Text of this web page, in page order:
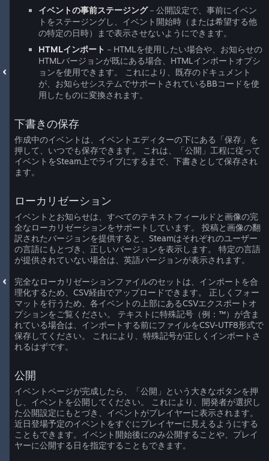
イベントの事前ステージング－公開設定で、事前にイベン
トをステージングし、イベント開始時（または希望する他
の特定の日時）まで表示させないようにできます。
HTMLインポート －HTMLを使用したい場合や、お知らせの
HTMLバージョンが既にある場合、HTMLインポートオプシ
ョンを使用できます。 これにより、既存のドキュメント
が、お知らせシステムでサポートされているBBコードを使
用したものに変換されます。
下書きの保存
作成中のイベントは、イベントエディターの下にある「保存」を
押して、いつでも保存できます。 これは、「公開」工程に従って
イベントをSteam上でライブにするまで、下書きとして保存され
ます。
ローカリゼーション
イベントとお知らせは、すべてのテキストフィールドと画像の完
全なローカリゼーションをサポートしています。 投稿と画像の翻
訳されたバージョンを提供すると、Steamはそれぞれのユーザー
の言語にもとづき、正しいバージョンを表示します。 特定の言語
が提供されていない場合は、英語バージョンが表示されます。
完全なローカリゼーションファイルのセットは、インポートを合
理化するため、CSV経由でアップロードできます。 正しくフォー
マットを行うため、各イベントの上部にあるCSVエクスポートオ
プションをご覧ください。 テキストに特殊記号（例：™）が含ま
れている場合は、インポートする前にファイルをCSV-UTF8形式で
保存してください。 これにより、特殊記号が正しくインポートさ
れるはずです。
公開
イベントページが完成したら、「公開」という大きなボタンを押
し、イベントを公開してください。 これにより、開発者が選択し
た公開設定にもとづき、イベントがプレイヤーに表示されます。
近日登場予定のイベントをすぐにプレイヤーに見えるようにする
こともできます。イベント開始後にのみ公開することや、プレイ
ヤーに公開する日を指定することもできます。